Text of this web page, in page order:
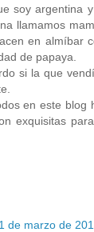
soy argentina
llamamos
en almíbar
de papaya.
si la que
en este blog
exquisitas
de marzo de